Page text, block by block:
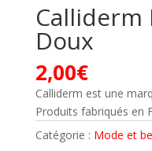
Doux
2,00€
Calliderm est une
Produits fabriqués en
Catégorie : Mode et